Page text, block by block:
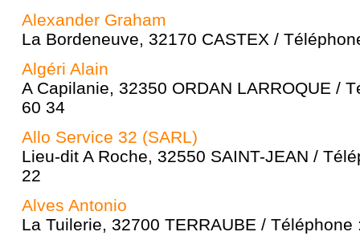
Alexander Graham
La Bordeneuve, 32170 CASTEX /
Algéri Alain
A Capilanie, 32350 ORDAN LARROQUE /
60 34
Allo Service 32 (SARL)
Lieu-dit A Roche, 32550 SAINT-JEAN /
22
Alves Antonio
La Tuilerie, 32700 TERRAUBE /